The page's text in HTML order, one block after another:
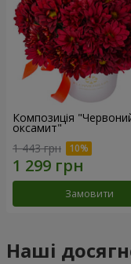
Композиція
оксамит"
1 443 грн
Замовити
Наші